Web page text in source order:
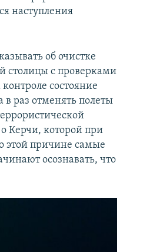
наступления
об очистке
столицы с проверками
состояние
в раз отменять полеты
о Керчи, которой при
этой причине самые
осознавать, что